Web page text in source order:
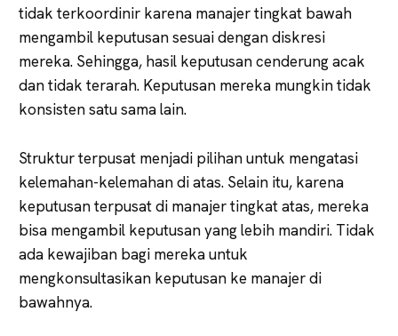
tidak terkoordinir karena manajer tingkat bawah
mengambil keputusan sesuai dengan diskresi
mereka. Sehingga, hasil keputusan cenderung acak
dan tidak terarah. Keputusan mereka mungkin tidak
konsisten satu sama lain.
Struktur terpusat menjadi pilihan untuk mengatasi
kelemahan-kelemahan di atas. Selain itu, karena
keputusan terpusat di manajer tingkat atas, mereka
bisa mengambil keputusan yang lebih mandiri. Tidak
ada kewajiban bagi mereka untuk
mengkonsultasikan keputusan ke manajer di
bawahnya.